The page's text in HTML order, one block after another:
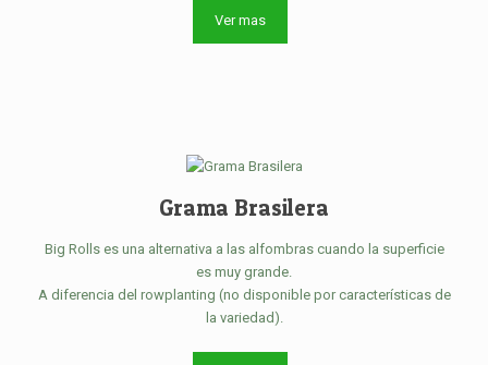
Ver mas
Grama Brasilera
Big Rolls es una alternativa a las alfombras cuando la superficie
es muy grande.
A diferencia del rowplanting (no disponible por características de
la variedad).